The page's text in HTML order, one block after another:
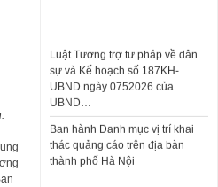
sự và Kế hoạch số 187KH-
UBND ngày 0752026 của
UBND…
Ban hành Danh mục vị trí khai
thác quảng cáo trên địa bàn
thành phố Hà Nội